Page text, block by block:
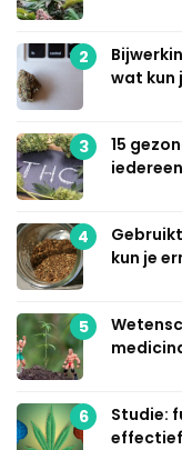
2
wat kun
3
15
4
kun je
5
6
Studie:
effectief